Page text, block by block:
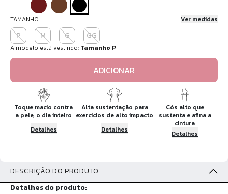
TAMANHO Ver medidas
P M G GG
A modelo está vestindo: Tamanho P
ADICIONAR
Toque macio contra
a pele, o dia inteiro
Detalhes
Alta sustentação para
exercícios de alto impacto
Detalhes
Cós alto que
sustenta e afina a
cintura
Detalhes
DESCRIÇÃO DO PRODUTO
Detalhes do produto: